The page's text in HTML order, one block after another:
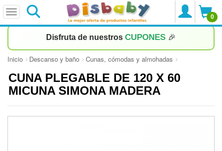
0
Disfruta de nuestros CUPONES 🎉
Inicio Descanso y baño Cunas, cómodas y almohadas
CUNA PLEGABLE DE 120 X 60
MICUNA SIMONA MADERA